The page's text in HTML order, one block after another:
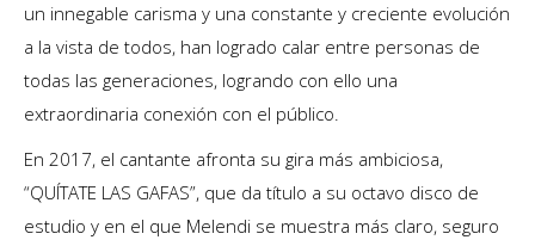
un innegable carisma y una constante y creciente evolución
a la vista de todos, han logrado calar entre personas de
todas las generaciones, logrando con ello una
extraordinaria conexión con el público.
En 2017, el cantante afronta su gira más ambiciosa,
“QUÍTATE LAS GAFAS”, que da título a su octavo disco de
estudio y en el que Melendi se muestra más claro, seguro